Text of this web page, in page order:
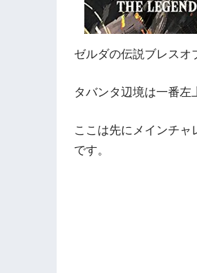
ゼルダの伝説ブレスオ
タバンタ辺境は一番左
ここは先にメインチ
です。